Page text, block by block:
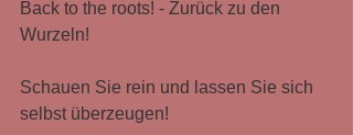
Back to the roots! - Zurück zu den
Wurzeln!
Schauen Sie rein und lassen Sie sich
selbst überzeugen!